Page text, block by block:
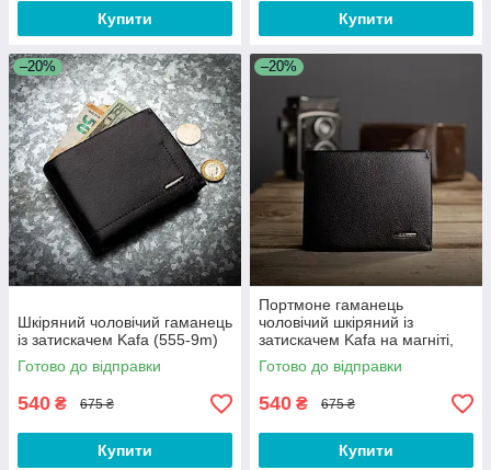
Купити Купити
–20%
Шкіряний чоловічий гаманець
із затискачем Kafa (555-9m)
Готово до відправки
540 ₴ 675 ₴
Купити
–20%
Портмоне гаманець
чоловічий шкіряний із
затискачем Kafa на магніті,
чорний (555-10m)
Готово до відправки
540 ₴ 675 ₴
Купити